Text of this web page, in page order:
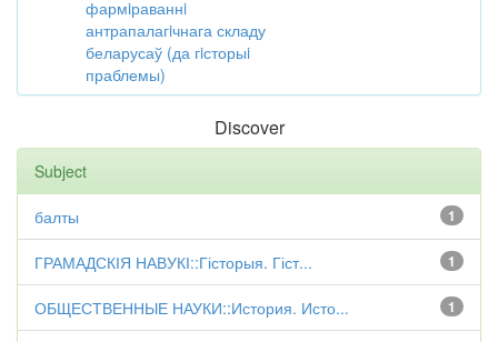
фармiраваннi
антрапалагiчнага складу
беларусаў (да гiсторыi
праблемы)
Discover
Subject
1
балты
1
ГРАМАДСКІЯ НАВУКІ::Гісторыя. Гіст...
1
ОБЩЕСТВЕННЫЕ НАУКИ::История. Исто...